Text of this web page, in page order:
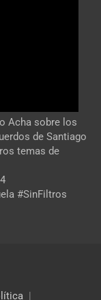
Acha sobre los
de Santiago
temas de
#SinFiltros